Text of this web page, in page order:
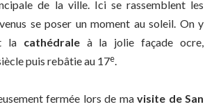
de la ville. Ici se rassemblent les
se poser un moment au soleil. On y
la cathédraleà la jolie façade ocre,
puis rebâtie au 17e
fermée lors de mavisite de San